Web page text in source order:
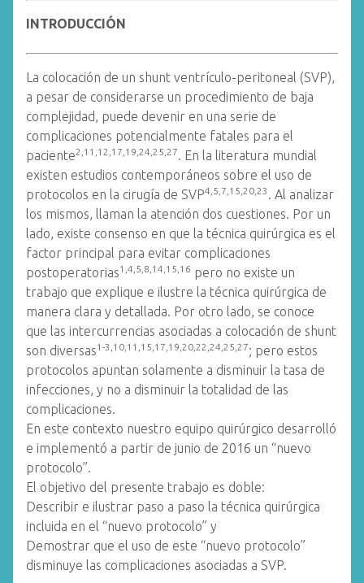
INTRODUCCIÓN
La colocación de un shunt ventrículo-peritoneal (SVP),
a pesar de considerarse un procedimiento de baja
complejidad, puede devenir en una serie de
complicaciones potencialmente fatales para el
paciente2,11,12,17,19,24,25,27. En la literatura mundial
existen estudios contemporáneos sobre el uso de
protocolos en la cirugía de SVP4,5,7,15,20,23 . Al analizar
los mismos, llaman la atención dos cuestiones. Por un
lado, existe consenso en que la técnica quirúrgica es el
factor principal para evitar complicaciones
postoperatorias1,4,5,8,14,15,16 pero no existe un
trabajo que explique e ilustre la técnica quirúrgica de
manera clara y detallada. Por otro lado, se conoce
que las intercurrencias asociadas a colocación de shunt
son diversas1-3,10,11,15,17,19,20,22,24,25,27; pero estos
protocolos apuntan solamente a disminuir la tasa de
infecciones, y no a disminuir la totalidad de las
complicaciones.
En este contexto nuestro equipo quirúrgico desarrolló
e implementó a partir de junio de 2016 un “nuevo
protocolo”.
El objetivo del presente trabajo es doble:
Describir e ilustrar paso a paso la técnica quirúrgica
incluida en el “nuevo protocolo” y
Demostrar que el uso de este “nuevo protocolo”
disminuye las complicaciones asociadas a SVP.